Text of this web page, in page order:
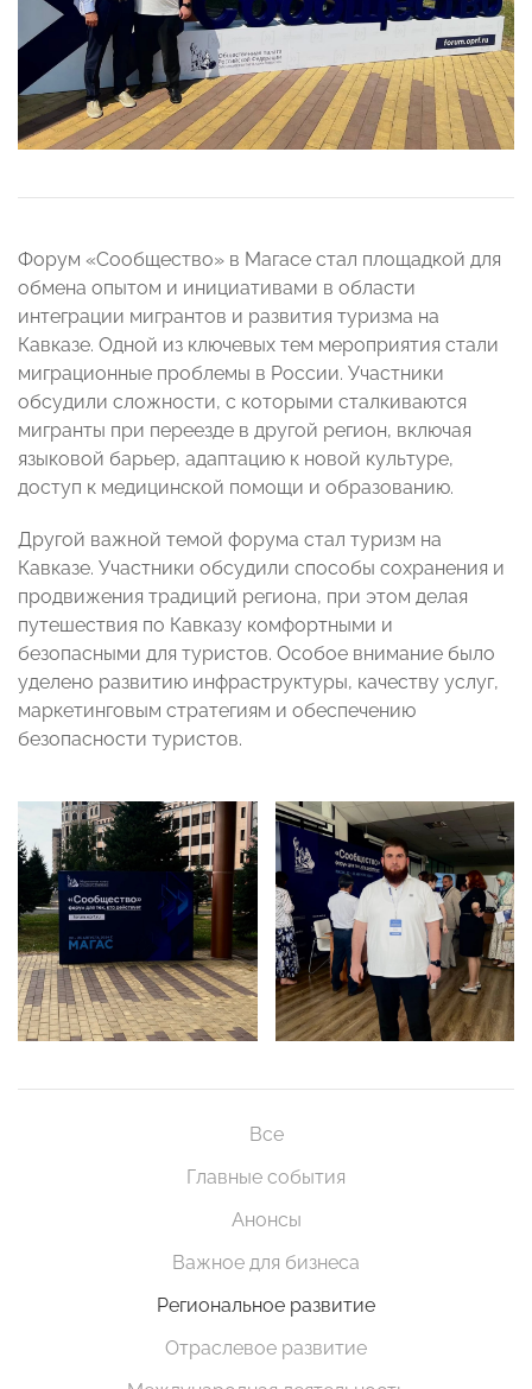
Форум «Сообщество» в Магасе стал площадкой для
обмена опытом и инициативами в области
интеграции мигрантов и развития туризма на
Кавказе. Одной из ключевых тем мероприятия стали
миграционные проблемы в России. Участники
обсудили сложности, с которыми сталкиваются
мигранты при переезде в другой регион, включая
языковой барьер, адаптацию к новой культуре,
доступ к медицинской помощи и образованию.
Другой важной темой форума стал туризм на
Кавказе. Участники обсудили способы сохранения и
продвижения традиций региона, при этом делая
путешествия по Кавказу комфортными и
безопасными для туристов. Особое внимание было
уделено развитию инфраструктуры, качеству услуг,
маркетинговым стратегиям и обеспечению
безопасности туристов.
Все
Главные события
Анонсы
Важное для бизнеса
Региональное развитие
Отраслевое развитие